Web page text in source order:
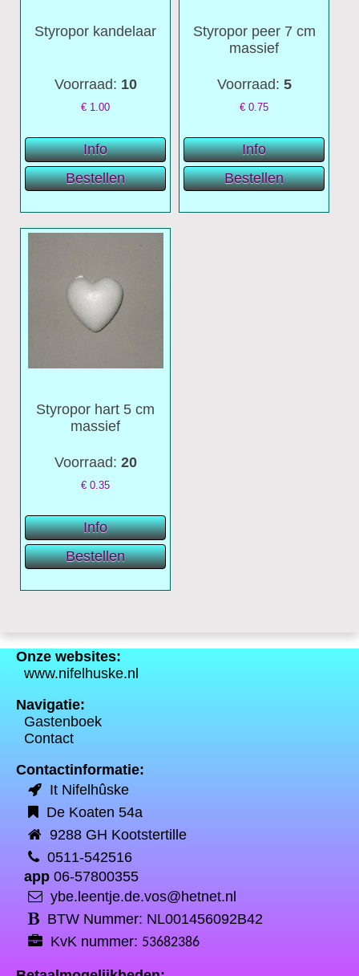
Styropor kandelaar
Voorraad: 10
€ 1.00
Styropor peer 7 cm
massief
Voorraad: 5
€0.75
Styropor hart 5 cm
massief
Voorraad: 20
€0.35
Onze websites:
www.nifelhuske.nl
Navigatie:
Gastenboek
Contact
Contactinformatie:
It Nifelhûske
De Koaten 54a
9288 GH Kootstertille
0511-542516
app 06-57800355
ybe.leentje.de.vos@hetnet.nl
BTW Nummer: NL001456092B42
KvK nummer: 53682386